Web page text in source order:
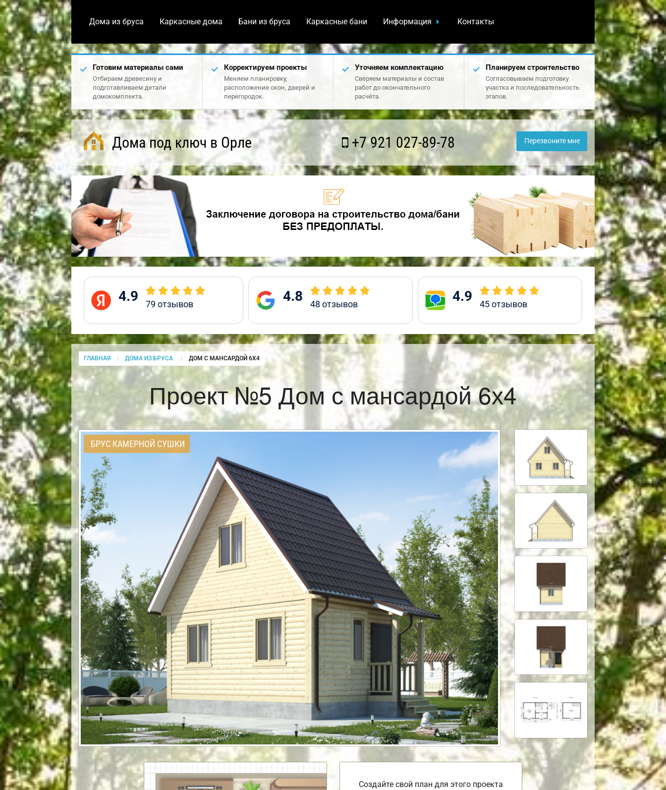
Дома из бруса Каркасные дома Бани из бруса Каркасные бани Информация Контакты
Готовим материалы сами
Отбираем древесину и
подготавливаем детали
домокомплекта.
Корректируем проекты
Меняем планировку,
расположение окон, дверей и
перегородок.
Уточняем комплектацию
Сверяем материалы и состав
работ до окончательного
расчёта.
Планируем строительство
Согласовываем подготовку
участка и последовательность
этапов.
Дома под ключ в Орле +7 921 027-89-78 Перезвоните мне
4.9 79 отзывов 4.8 48 отзывов 4.9 45отзывов
ГЛАВНАЯ ДОМА ИЗ БРУСА CURRENT:
ДОМ С МАНСАРДОЙ 6Х4
Проект №5 Дом с мансардой 6х4
БРУС КАМЕРНОЙ СУШКИ
Создайте свой план для этого проекта